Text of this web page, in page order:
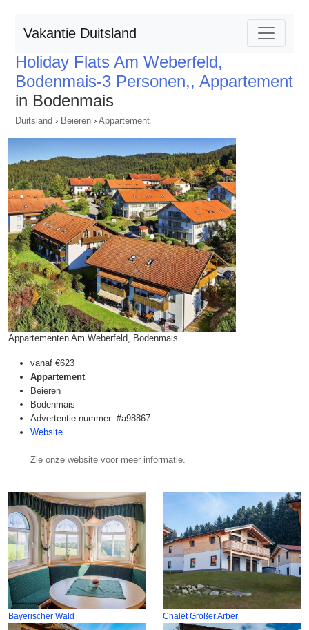
Vakantie Duitsland
Holiday Flats Am Weberfeld,
Bodenmais-3 Personen,, Appartement
in Bodenmais
Duitsland › Beieren › Appartement
Appartementen Am Weberfeld, Bodenmais
vanaf €623
Appartement
Beieren
Bodenmais
Advertentie nummer: #a98867
Website
Zie onze website voor meer informatie.
Bayerischer Wald Chalet Großer Arber